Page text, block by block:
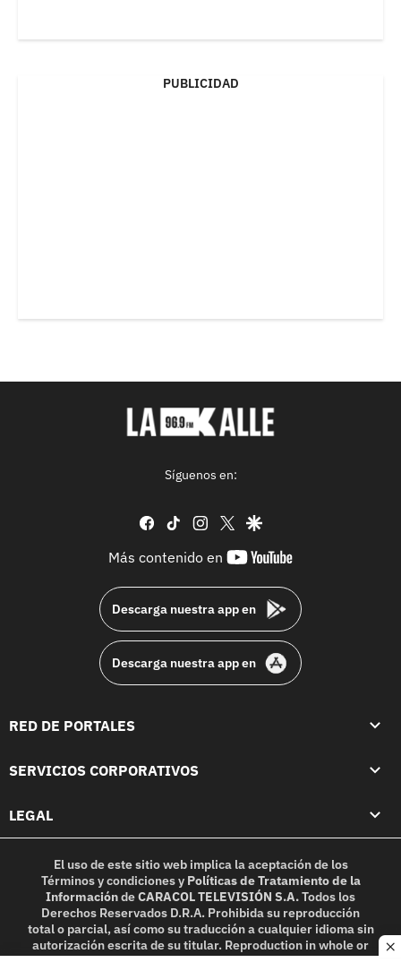
PUBLICIDAD
Síguenos en:
facebook
tiktok instagram
twittergoogle
Más contenido en
youtube-
Descarga nuestra app en
Descarga nuestra app en
RED DE PORTALES
SERVICIOS CORPORATIVOS
LEGAL
El uso de este sitio web implica la aceptación de los
Términos y condicionesy Políticas de Tratamiento de la
InformacióndeCARACOL TELEVISIÓN S.A.Todos los
Derechos Reservados D.R.A. Prohibida su reproducción
total o parcial, así como su traducción a cualquier idioma sin
autorización escrita de su titular. Reproduction in whole or
in part, or translation without written permission is